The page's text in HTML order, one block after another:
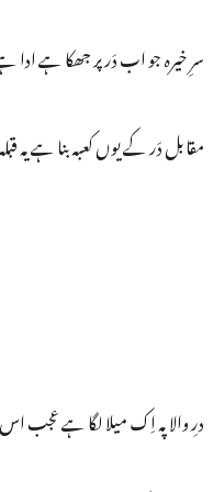
سرِ خیرہ جو اب دَر پر جھکا ہے ادا
مقابل دَر کے یوں کعبہ بنا ہے یہ
درِ والا پہ اِک میلا لگا ہے عجب